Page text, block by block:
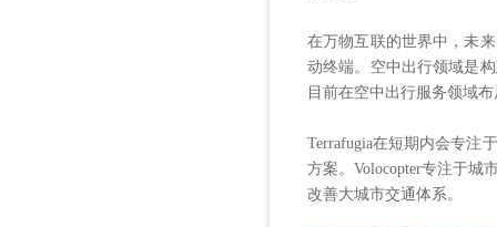
在万物互联的世界中，未
动终端。空中出行领域是
目前在空中出行服务领域
Terrafugia在短期内会专注
方案。Volocopter专注于城
改善大城市交通体系。